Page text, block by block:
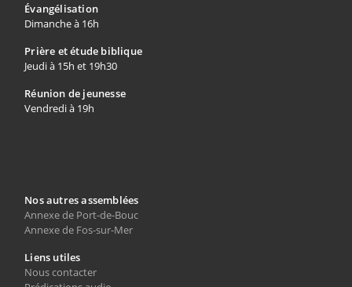
Évangélisation
Dimanche à 16h
Prière et étude biblique
Jeudi à 15h et 19h30
Réunion de jeunesse
Vendredi à 19h
Nos autres assemblées
Annexe de Port-de-Bouc
Annexe de Fos-sur-Mer
Liens utiles
Nous contacter